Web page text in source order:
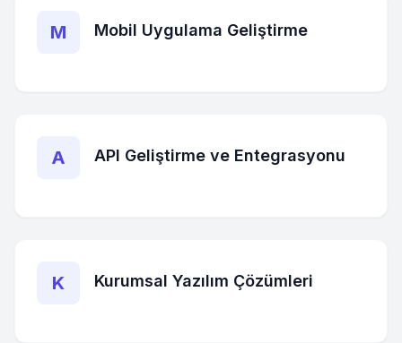
M Mobil Uygulama Geliştirme
A API Geliştirme ve Entegrasyonu
K Kurumsal Yazılım Çözümleri